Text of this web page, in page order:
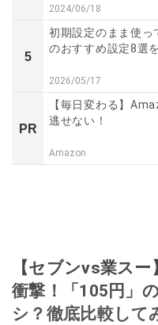
2024/06/18
5
初期設定のまま使
のおすすめ設定8選
2026/05/17
PR
【毎日変わる】
逃せない！
Amazon
【セブンvs業ス
衝撃！「105円」
シ？徹底比較して